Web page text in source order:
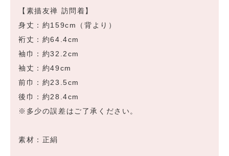
【素描友禅 訪問着】
身丈：約159cm（背より）
裄丈：約64.4cm
袖巾：約32.2cm
袖丈：約49cm
前巾：約23.5cm
後巾：約28.4cm
※多少の誤差はご了承ください。
素材：正絹